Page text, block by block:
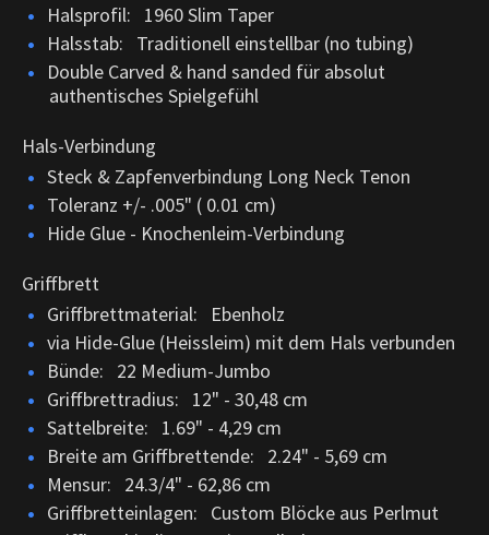
Halsprofil: 1960 Slim Taper
Halsstab: Traditionell einstellbar (no tubing)
Double Carved & hand sanded für absolut
authentisches Spielgefühl
Hals-Verbindung
Steck & Zapfenverbindung Long Neck Tenon
Toleranz +/- .005" ( 0.01 cm)
Hide Glue - Knochenleim-Verbindung
Griffbrett
Griffbrettmaterial: Ebenholz
via Hide-Glue (Heissleim) mit dem Hals verbunden
Bünde: 22 Medium-Jumbo
Griffbrettradius: 12" - 30,48 cm
Sattelbreite: 1.69" - 4,29 cm
Breite am Griffbrettende: 2.24" - 5,69 cm
Mensur: 24.3/4" - 62,86 cm
Griffbretteinlagen: Custom Blöcke aus Perlmut